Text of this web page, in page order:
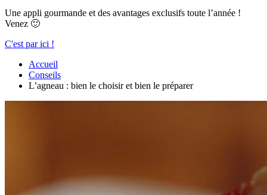
Une appli gourmande et des avantages exclusifs toute l’année !
Venez 🙂
C'est par ici !
Accueil
Conseils
L’agneau : bien le choisir et bien le préparer